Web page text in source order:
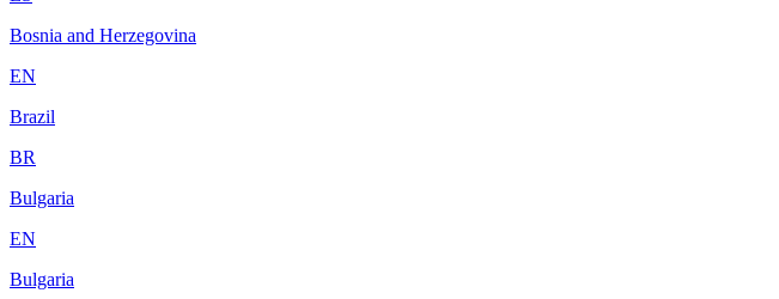
Bosnia and Herzegovina
EN
Brazil
BR
Bulgaria
EN
Bulgaria